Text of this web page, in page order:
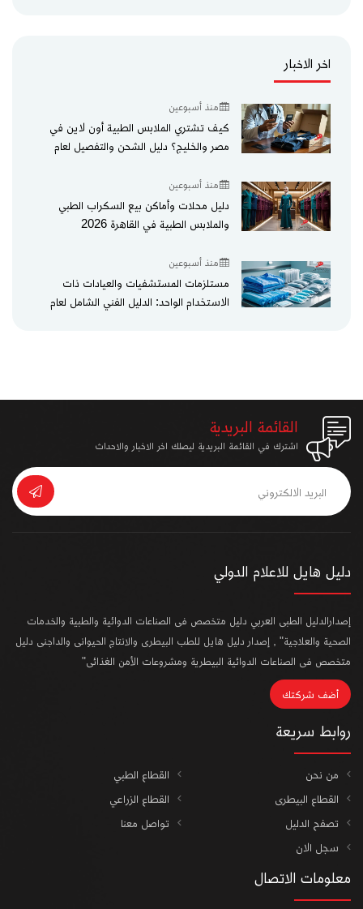
اخر الاخبار
منذ أسبوعين
كيف تشتري الملابس الطبية أون لاين في
مصر والخليج؟ دليل الشحن والتفصيل لعام
منذ أسبوعين
دليل محلات وأماكن بيع السكراب الطبي
والملابس الطبية في القاهرة 2026
منذ أسبوعين
مستلزمات المستشفيات والعيادات ذات
الاستخدام الواحد: الدليل الفني الشامل لعام
القائمة البريدية
اشترك في القائمة البريدية ليصلك اخر الاخبار والاحداث
دليل هايل للاعلام الدولي
إصدارالدليل الطبى العربي دليل متخصص فى الصناعات الدوائية والطبية والخدمات
الصحية والعلاجية" , إصدار دليل هايل للطب البيطرى والانتاج الحيوانى والداجنى دليل
متخصص فى الصناعات الدوائية البيطرية ومشروعات الأمن الغذائى"
أضف شركتك
روابط سريعة
من نحن
القطاع الطبي
القطاع البيطرى
القطاع الزراعي
تصفح الدليل
تواصل معنا
سجل الان
معلومات الاتصال